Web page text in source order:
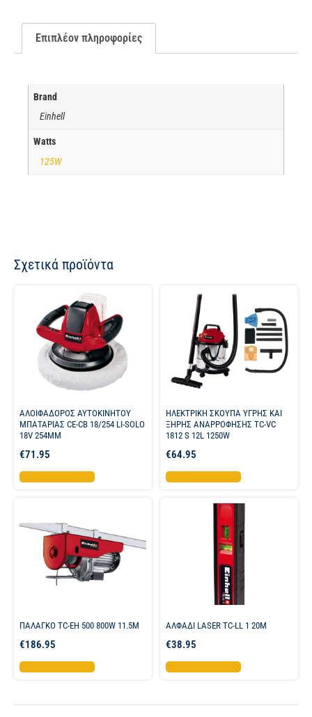
Επιπλέον πληροφορίες
Brand
Einhell
Watts
125W
Σχετικά προϊόντα
ΑΛΟΙΦΑΔΟΡΟΣ ΑΥΤΟΚΙΝΗΤΟΥ
ΜΠΑΤΑΡΙΑΣ CE-CB 18/254 LI-SOLO
18V 254MM
€71.95
Προσθήκη στο καλάθι
ΗΛΕΚΤΡΙΚΗ ΣΚΟΥΠΑ ΥΓΡΗΣ ΚΑΙ
ΞΗΡΗΣ ΑΝΑΡΡΟΦΗΣΗΣ TC-VC
1812 S 12L 1250W
€64.95
Προσθήκη στο καλάθι
ΠΑΛΑΓΚΟ TC-EH 500 800W 11.5M
€186.95
Προσθήκη στο καλάθι
ΑΛΦΑΔΙ LASER TC-LL 1 20M
€38.95
Προσθήκη στο καλάθι